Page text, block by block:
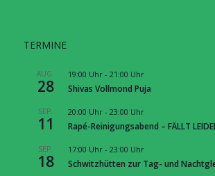
TERMINE
AUG.
28
19:00 Uhr- 21:00 Uhr
Shivas Vollmond Puja
SEP.
11
20:00 Uhr- 23:00 Uhr
Rapé-Reinigungsabend – FÄLLT
SEP.
18
17:00 Uhr- 23:00 Uhr
Schwitzhütten zur Tag- und